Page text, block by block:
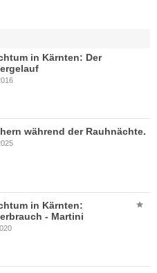
in Kärnten: Der
während der Rauhnächte.
in Kärnten:
- Martini